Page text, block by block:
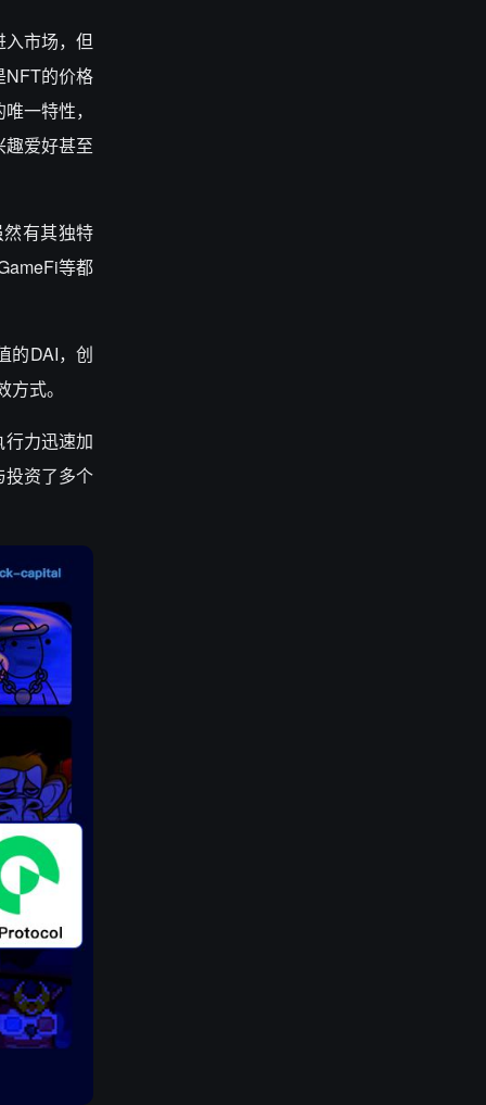
市场，但
NFT的价格
一特性，
爱好甚至
有其独特
等都
的DAI，创
式。
力迅速加
资了多个